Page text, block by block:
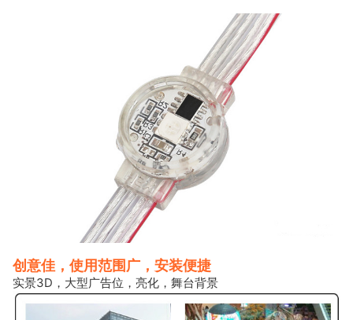
创意佳，使用范围广，安装便捷
实景3D，大型广告位，亮化，舞台背景